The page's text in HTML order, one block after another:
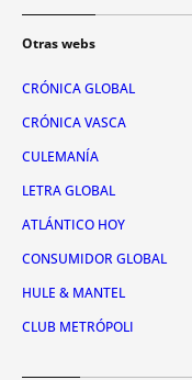
Otras webs
CRÓNICA GLOBAL
CRÓNICA VASCA
CULEMANÍA
LETRA GLOBAL
ATLÁNTICO HOY
CONSUMIDOR GLOBAL
HULE & MANTEL
CLUB METRÓPOLI